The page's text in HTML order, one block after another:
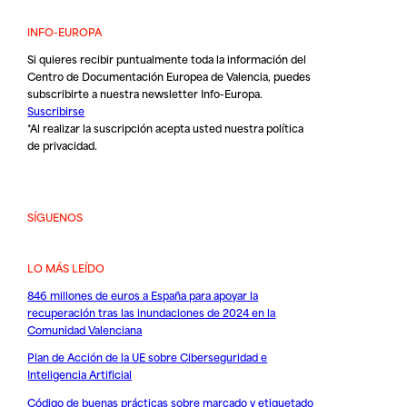
INFO-EUROPA
Si quieres recibir puntualmente toda la información del
Centro de Documentación Europea de Valencia, puedes
subscribirte a nuestra newsletter Info-Europa.
Suscribirse
*Al realizar la suscripción acepta usted nuestrapolítica
de privacidad.
SÍGUENOS
LO MÁS LEÍDO
846 millones de euros a España para apoyar la
recuperación tras las inundaciones de 2024 en la
Comunidad Valenciana
Plan de Acción de la UE sobre Ciberseguridad e
Inteligencia Artificial
Código de buenas prácticas sobre marcado y etiquetado